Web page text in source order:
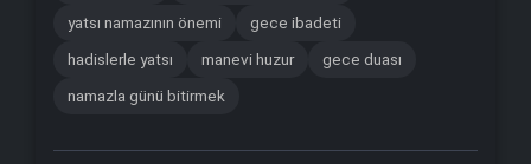
yatsı namazının önemi
gece ibadeti
hadislerle yatsı
manevi huzur
gece duası
namazla günü bitirmek